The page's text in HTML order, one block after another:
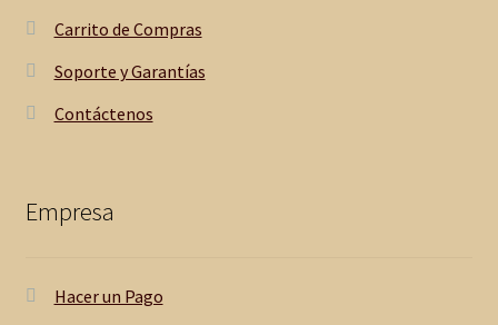
Carrito de Compras
Soporte y Garantías
Contáctenos
Empresa
Hacer un Pago